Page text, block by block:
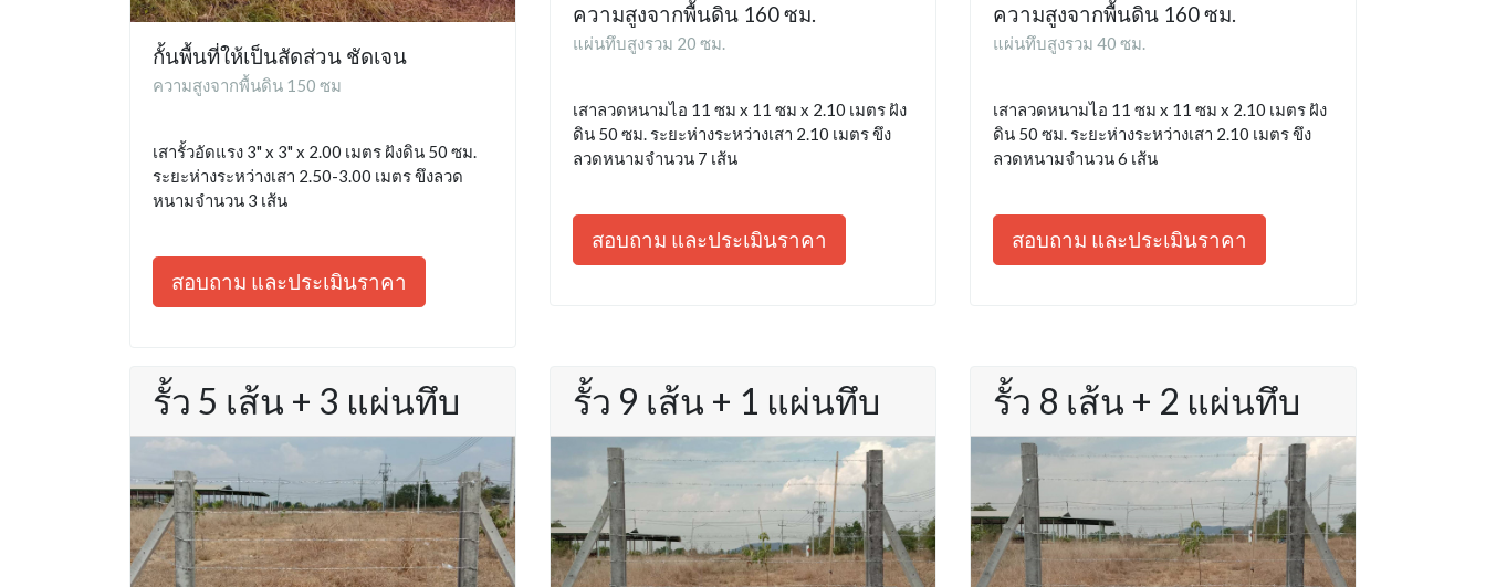
กั้นพื้นที่ให้เป็นสัดส่วน ชัดเจน
ความสูงจากพื้นดิน 150 ซม
เสารั้วอัดแรง 3" x 3" x 2.00 เมตร ฝังดิน 50 ซม.
ระยะห่างระหว่างเสา 2.50-3.00 เมตร ขึงลวด
หนามจำนวน 3 เส้น
สอบถาม และประเมินราคา
ความสูงจากพื้นดิน 160 ซม.
แผ่นทึบสูงรวม 20 ซม.
เสาลวดหนามไอ 11 ซม x 11 ซม x 2.10 เมตร ฝัง
ดิน 50 ซม. ระยะห่างระหว่างเสา 2.10 เมตร ขึง
ลวดหนามจำนวน 7 เส้น
สอบถาม และประเมินราคา
ความสูงจากพื้นดิน 160 ซม.
แผ่นทึบสูงรวม 40 ซม.
เสาลวดหนามไอ 11 ซม x 11 ซม x 2.10 เมตร ฝัง
ดิน 50 ซม. ระยะห่างระหว่างเสา 2.10 เมตร ขึง
ลวดหนามจำนวน 6 เส้น
สอบถาม และประเมินราคา
รั้ว 5 เส้น + 3 แผ่นทึบ รั้ว 9 เส้น + 1 แผ่นทึบ รั้ว 8 เส้น + 2 แผ่นทึบ